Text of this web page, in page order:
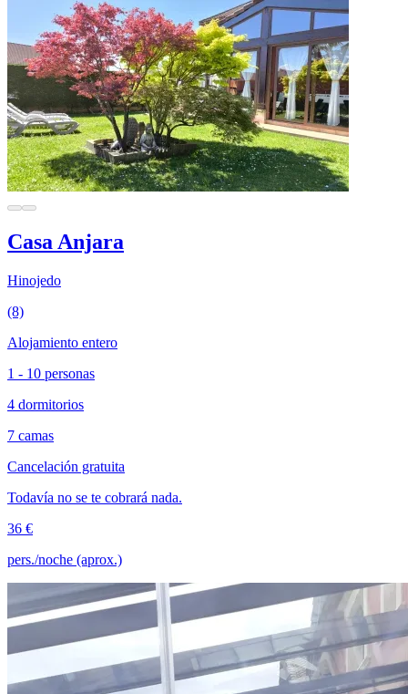
Casa Anjara
Hinojedo
(8)
Alojamiento entero
1 - 10 personas
4 dormitorios
7 camas
Cancelación gratuita
Todavía no se te cobrará nada.
36 €
pers./noche (aprox.)